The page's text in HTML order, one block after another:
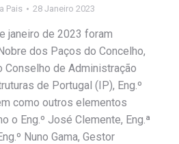
Pais 28 Janeiro 2023
janeiro de 2023 foram
dos Paços do Concelho,
de Administração
de Portugal (IP), Eng.º
como outros elementos
o Eng.º José Clemente, Eng.ª
Nuno Gama, Gestor